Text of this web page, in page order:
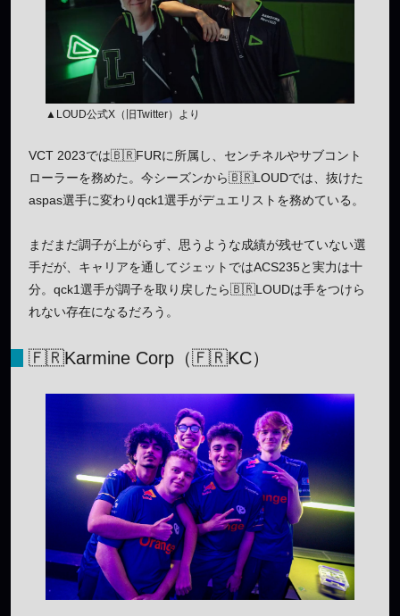
▲LOUD公式X（旧Twitter）より
VCT 2023では🇧🇷FURに所属し、センチネルやサブコント
ローラーを務めた。今シーズンから🇧🇷LOUDでは、抜けた
aspas選手に変わりqck1選手がデュエリストを務めている。
まだまだ調子が上がらず、思うような成績が残せていない選
手だが、キャリアを通してジェットではACS235と実力は十
分。qck1選手が調子を取り戻したら🇧🇷LOUDは手をつけら
れない存在になるだろう。
🇫🇷Karmine Corp（🇫🇷KC）